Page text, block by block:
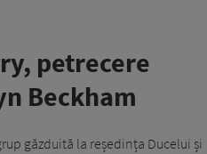
petrecere
Beckham
găzduită la reședința Ducelui și